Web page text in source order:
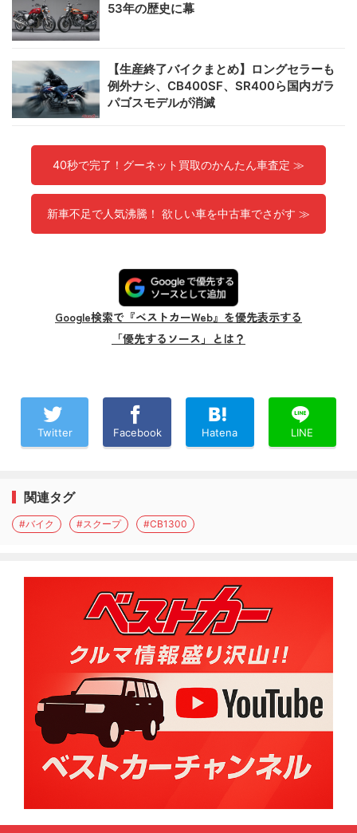
53年の歴史に幕
【生産終了バイクまとめ】ロングセラーも
例外ナシ、CB400SF、SR400ら国内ガラ
パゴスモデルが消滅
40秒で完了！グーネット買取のかんたん車査定 ≫
新車不足で人気沸騰！ 欲しい車を中古車でさがす ≫
Google検索で『ベストカーWeb』を優先表示する
「優先するソース」とは？
Twitter Facebook Hatena LINE
関連タグ
#バイク #スクープ #CB1300